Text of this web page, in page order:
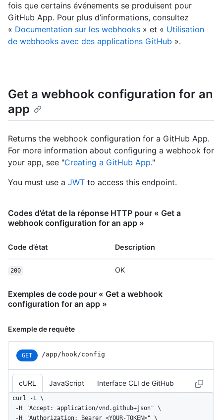
fois que certains événements se produisent pour
GitHub App. Pour plus d’informations, consultez
« Documentation sur les webhooks » et « Utilisation
de webhooks avec des applications GitHub ».
Get a webhook configuration for an
app
Returns the webhook configuration for a GitHub App.
For more information about configuring a webhook for
your app, see "Creating a GitHub App."
You must use a JWT to access this endpoint.
Codes d’état de la réponse HTTP pour « Get a
webhook configuration for an app »
Code d’état Description
200 OK
Exemples de code pour « Get a webhook
configuration for an app »
Exemple de requête
GET /app/hook/config
cURL JavaScript Interface CLI de GitHub
curl -L \